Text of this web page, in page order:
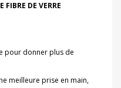
FIBRE DE VERRE
pour donner plus de
meilleure prise en main,